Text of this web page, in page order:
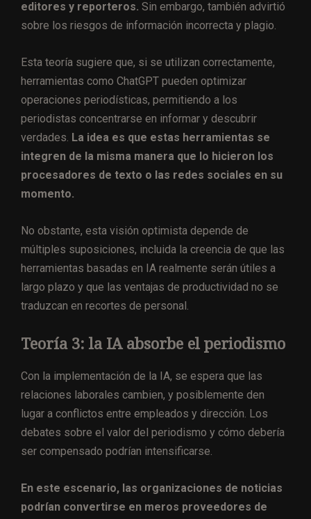
editores y reporteros. Sin embargo, también advirtió
sobre los riesgos de información incorrecta y plagio.
Esta teoría sugiere que, si se utilizan correctamente,
herramientas como ChatGPT pueden optimizar
operaciones periodísticas, permitiendo a los
periodistas concentrarse en informar y descubrir
verdades. La idea es que estas herramientas se
integren de la misma manera que lo hicieron los
procesadores de texto o las redes sociales en su
momento.
No obstante, esta visión optimista depende de
múltiples suposiciones, incluida la creencia de que las
herramientas basadas en IA realmente serán útiles a
largo plazo y que las ventajas de productividad no se
traduzcan en recortes de personal.
Teoría 3: la IA absorbe el periodismo
Con la implementación de la IA, se espera que las
relaciones laborales cambien, y posiblemente den
lugar a conflictos entre empleados y dirección. Los
debates sobre el valor del periodismo y cómo debería
ser compensado podrían intensificarse.
En este escenario, las organizaciones de noticias
podrían convertirse en meros proveedores de